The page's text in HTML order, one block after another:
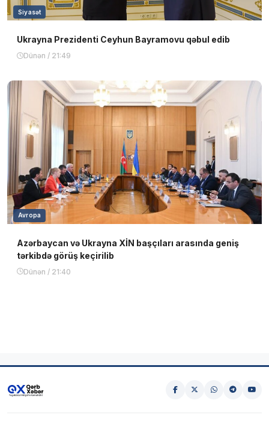
Siyasət
Ukrayna Prezidenti Ceyhun Bayramovu qəbul edib
Dünən / 21:49
Avropa
Azərbaycan və Ukrayna XİN başçıları arasında geniş
tərkibdə görüş keçirilib
Dünən / 21:40